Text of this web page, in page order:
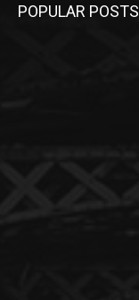
POPULAR POSTS